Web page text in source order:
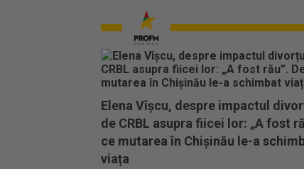
Elena Vîșcu, despre impactul
de CRBL asupra fiicei lor: „A fost
ce mutarea în Chișinău le-a
viața